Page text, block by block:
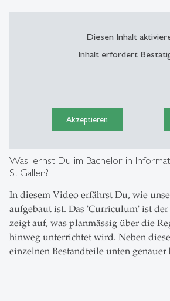
Diesen Inhalt
Inhalt erfordert
Akzeptieren
Was lernst Du im Bachelor in
St.Gallen?
In diesem Video erfährst Du, wie
aufgebaut ist. Das 'Curriculum' ist
zeigt auf, was planmässig über die
hinweg unterrichtet wird. Neben
einzelnen Bestandteile unten genauer